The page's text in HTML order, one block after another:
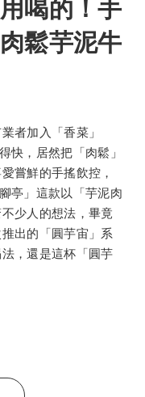
喝的！手
鬆芋泥牛
者加入「香菜」
快，居然把「肉鬆」
嘗鮮的手搖飲控，
亭」這款以「芋泥肉
少人的想法，畢竟
出的「圓芋宙」系
，還是這杯「圓芋